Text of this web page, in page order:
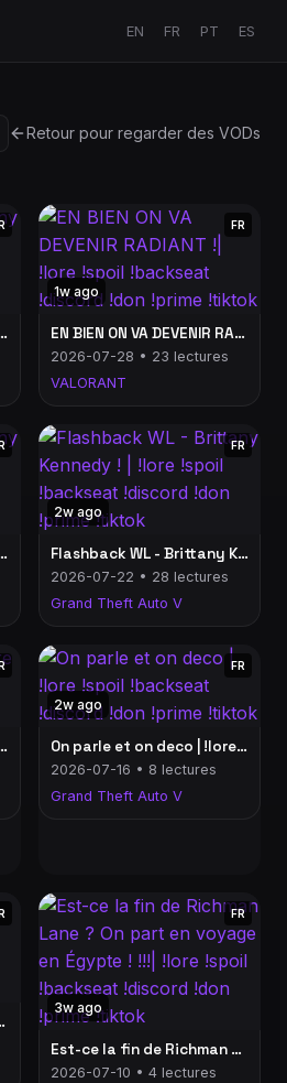
EN FR PT ES
Retour pour regarder des VODs
!backseat !discord !don !prime !tiktok
1w ago
FR
EN BIEN ON VA DEVENIR RADIANT !| !lore !spoil !backseat !discord !don !prime !tiktok
2026-07-28 • 23 lectures
VALORANT
!backseat !discord !don !prime !tiktok
2w ago
FR
Flashback WL - Brittany Kennedy ! | !lore !spoil !backseat !discord !don !prime !tiktok
2026-07-22 • 28 lectures
Grand Theft Auto V
!discord !don !prime !tiktok
2w ago
FR
On parle et on deco | !lore !spoil !backseat !discord !don !prime !tiktok
2026-07-16 • 8 lectures
Grand Theft Auto V
!don !prime !tiktok
3w ago
FR
Est-ce la fin de Richman Lane ? On part en voyage en Égypte ! !!!| !lore !spoil !backseat !discord !don !prime !tiktok
2026-07-10 • 4 lectures